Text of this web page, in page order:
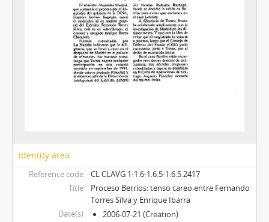
Identity area
Reference code
CL CLAVG 1-1.6-1.6.5-1.6.5.2417
Title
Proceso Berríos: tenso careo entre Fernando
Torres Silva y Enrique Ibarra
Date(s)
2006-07-21 (Creation)